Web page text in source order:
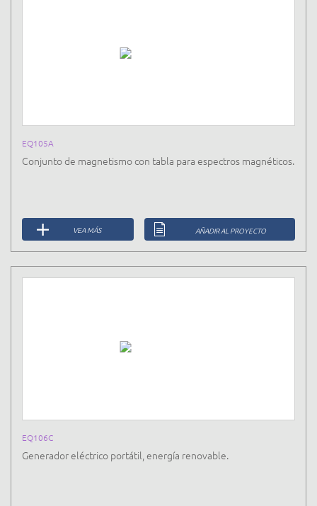
EQ105A
Conjunto de magnetismo con tabla para espectros magnéticos.
VEA MÁS AÑADIR AL PROYECTO
EQ106C
Generador eléctrico portátil, energía renovable.